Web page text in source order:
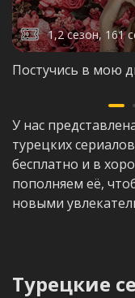
1,2 сезон, 161
Постучись в мою
У нас
турецких
бесплатно и в
пополняем её,
новыми
Турецкие